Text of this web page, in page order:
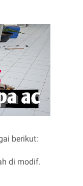
berikut:
di modif.